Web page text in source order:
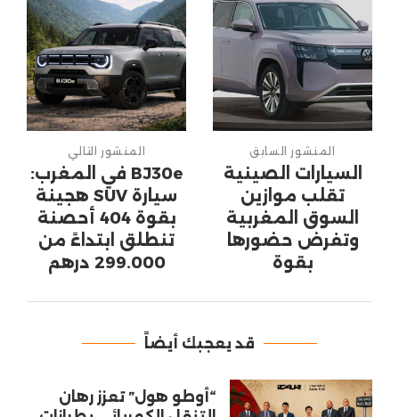
المنشور السابق
السيارات الصينية
تقلب موازين
السوق المغربية
وتفرض حضورها
بقوة
المنشور التالي
BJ30e في المغرب:
سيارة SUV هجينة
بقوة 404 أحصنة
تنطلق ابتداءً من
299.000 درهم
قد يعجبك أيضاً
“أوطو هول” تعزز رهان